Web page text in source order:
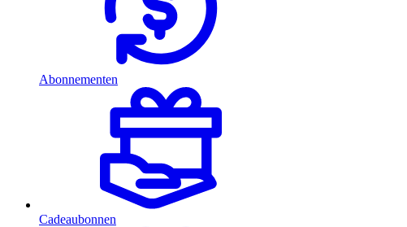
Abonnementen
Cadeaubonnen